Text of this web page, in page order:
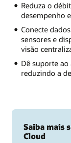
Reduza o
desempenho
Conecte
sensores e
visão
Dê suporte
reduzindo a
Saiba mais
Cloud